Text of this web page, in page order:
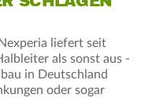
liefert seit
als sonst aus -
in Deutschland
oder sogar